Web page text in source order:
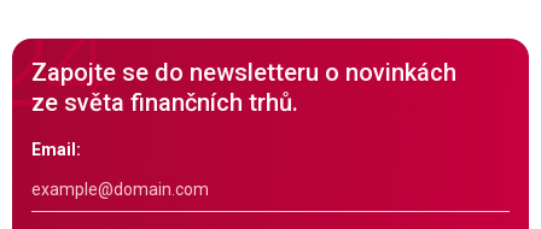
Zapojte se do newsletteru o novinkách
ze světa finančních trhů.
Email: